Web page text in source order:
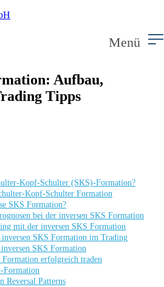
Menü
Aufbau,
Tipps
Kopf-Schulter (SKS)-Formation?
Kopf-Schulter Formation
SKS Formation?
bei der inversen SKS Formation
mit der inversen SKS Formation
SKS Formation im Trading
SKS Formation
erfolgreich traden
Formation
Reversal Patterns